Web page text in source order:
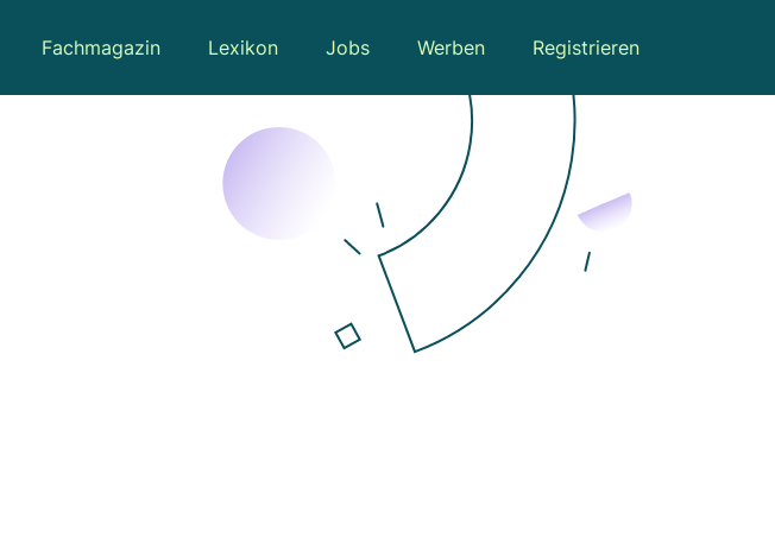
Fachmagazin Lexikon Jobs Werben Registrieren